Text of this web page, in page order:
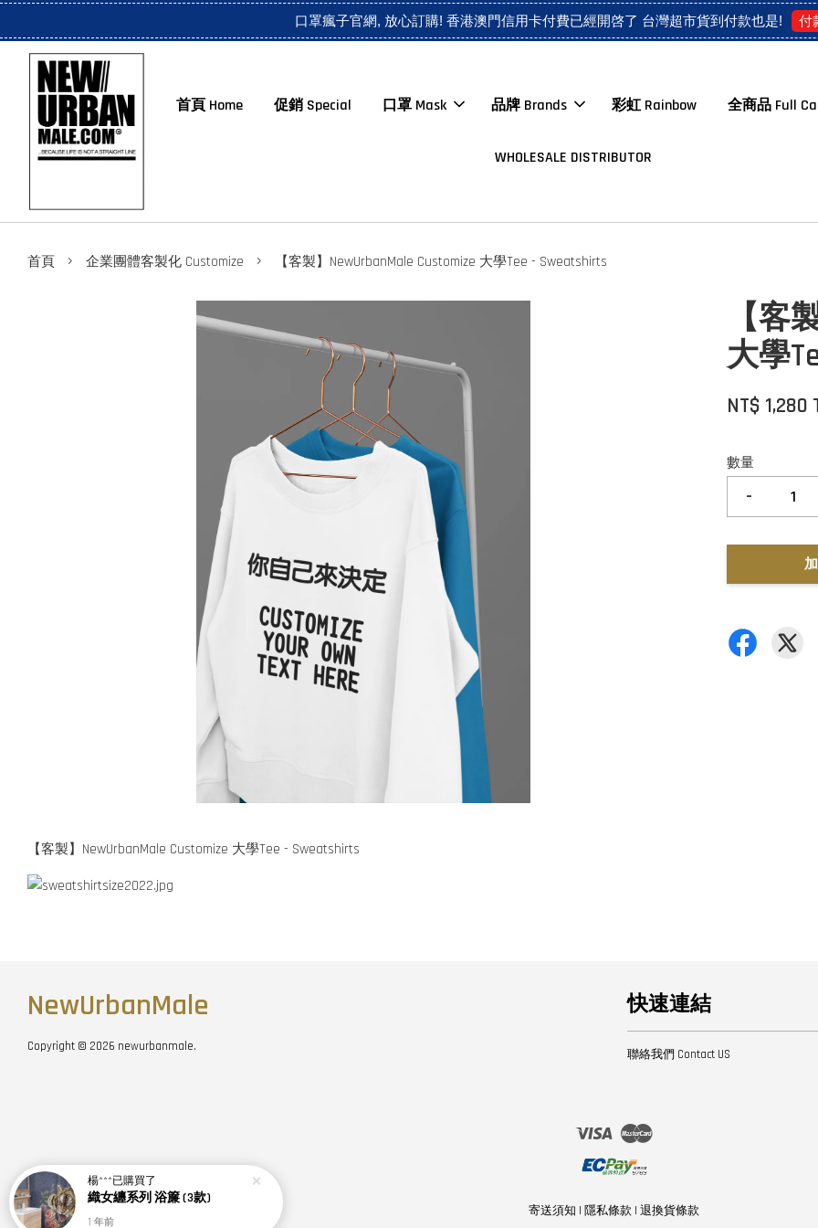
口罩瘋子官網, 放心訂購! 香港澳門信用卡付費已經開啓了 台灣超市貨到付款也是! 付
首頁 Home 促銷 Special 口罩 Mask 品牌 Brands 彩虹 Rainbow 全商品 Full
WHOLESALE DISTRIBUTOR
首頁 › 企業團體客製化 Customize › 【客製】NewUrbanMale Customize 大學Tee - Sweatshirts
【客
大學
NT$ 1,280
數量
-
【客製】NewUrbanMale Customize 大學Tee - Sweatshirts
NewUrbanMale
Copyright © 2026 newurbanmale.
快速連結
聯絡我們 Contact US
Visa Master
寄送須知 | 隱私條款 | 退換貨條款
楊***已購買了
織女纏系列 浴簾 (3款)
1 年前